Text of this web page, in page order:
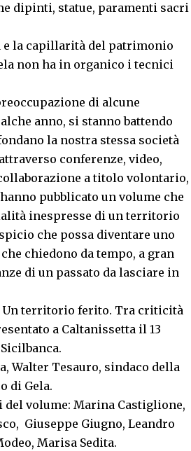
dipinti, statue, paramenti sacri
e la capillarità del patrimonio
non ha in organico i tecnici
di alcune
anno, si stanno battendo
la nostra stessa società
conferenze, video,
a titolo volontario,
pubblicato un volume che
inespresse di un territorio
che possa diventare uno
chiedono da tempo, a gran
di un passato da lasciare in
Un territorio ferito. Tra criticità
a Caltanissetta il 13
Walter Tesauro, sindaco della
di Gela.
del volume: Marina Castiglione,
Giuseppe Giugno, Leandro
Marisa Sedita.